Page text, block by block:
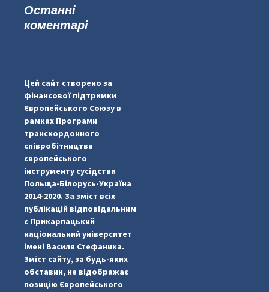
Останні
коментарі
Цей сайт створено за
фінансової підтримки
Європейського Союзу в
рамках Програми
транскордонного
співробітництва
європейського
інструменту сусідства
Польща-Білорусь-Україна
2014-2020. За зміст всіх
публікацій відповідальним
є Прикарпацький
національний університет
імені Василя Стефаника.
Зміст сайту, за будь-яких
обставин, не відображає
позицію Європейського